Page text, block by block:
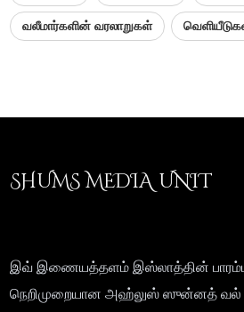
வலீமார்களின் வரலாறுகள்
SHUMS MEDIA UNIT
இவ் இணையத்தளம் இஸ்லாத்தின்
நெறிமுறையான அஹ்லுஸ் ஸுன்னத்